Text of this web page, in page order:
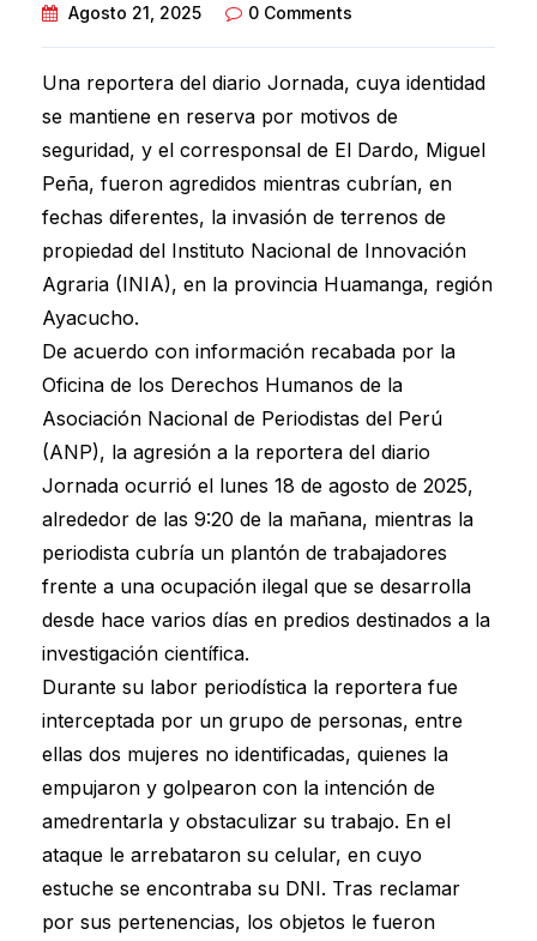
Agosto 21, 2025
0 Comments
Una reportera del diario Jornada, cuya identidad
se mantiene en reserva por motivos de
seguridad, y el corresponsal de El Dardo, Miguel
Peña, fueron agredidos mientras cubrían, en
fechas diferentes, la invasión de terrenos de
propiedad del Instituto Nacional de Innovación
Agraria (INIA), en la provincia Huamanga, región
Ayacucho.
De acuerdo con información recabada por la
Oficina de los Derechos Humanos de la
Asociación Nacional de Periodistas del Perú
(ANP), la agresión a la reportera del diario
Jornada ocurrió el lunes 18 de agosto de 2025,
alrededor de las 9:20 de la mañana, mientras la
periodista cubría un plantón de trabajadores
frente a una ocupación ilegal que se desarrolla
desde hace varios días en predios destinados a la
investigación científica.
Durante su labor periodística la reportera fue
interceptada por un grupo de personas, entre
ellas dos mujeres no identificadas, quienes la
empujaron y golpearon con la intención de
amedrentarla y obstaculizar su trabajo. En el
ataque le arrebataron su celular, en cuyo
estuche se encontraba su DNI. Tras reclamar
por sus pertenencias, los objetos le fueron